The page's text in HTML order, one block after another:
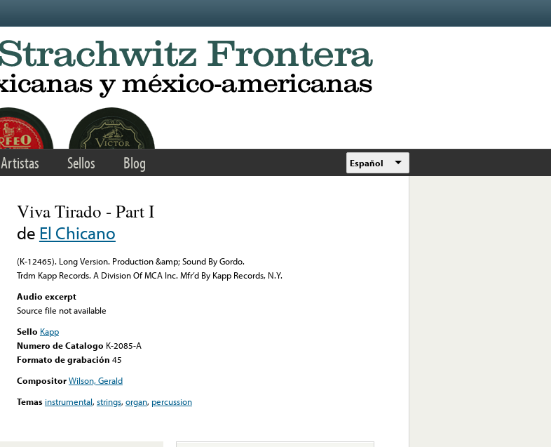
Artistas Sellos Blog Español
Viva Tirado - Part I
de El Chicano
(K-12465). Long Version. Production &amp; Sound By Gordo.
Trdm Kapp Records. A Division Of MCA Inc. Mfr’d By Kapp Records, N.Y.
Audio excerpt
Source file not available
Sello Kapp
Numero de Catalogo K-2085-A
Formato de grabación 45
CompositorWilson, Gerald
Temas instrumental,strings,organ, percussion